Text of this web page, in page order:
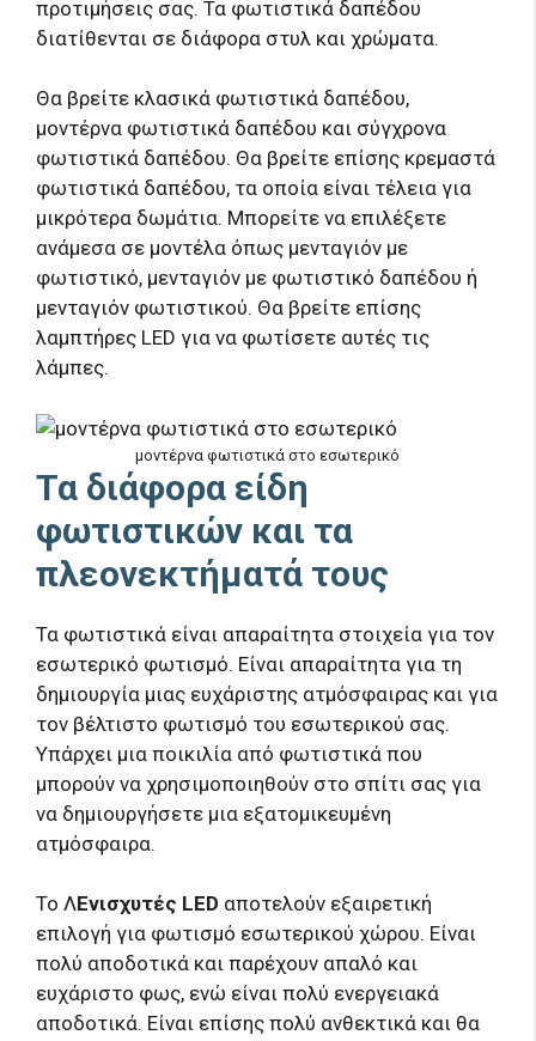
προτιμήσεις σας. Τα φωτιστικά δαπέδου
διατίθενται σε διάφορα στυλ και χρώματα.
Θα βρείτε κλασικά φωτιστικά δαπέδου,
μοντέρνα φωτιστικά δαπέδου και σύγχρονα
φωτιστικά δαπέδου. Θα βρείτε επίσης κρεμαστά
φωτιστικά δαπέδου, τα οποία είναι τέλεια για
μικρότερα δωμάτια. Μπορείτε να επιλέξετε
ανάμεσα σε μοντέλα όπως μενταγιόν με
φωτιστικό, μενταγιόν με φωτιστικό δαπέδου ή
μενταγιόν φωτιστικού. Θα βρείτε επίσης
λαμπτήρες LED για να φωτίσετε αυτές τις
λάμπες.
μοντέρνα φωτιστικά στο εσωτερικό
Τα διάφορα είδη
φωτιστικών και τα
πλεονεκτήματά τους
Τα φωτιστικά είναι απαραίτητα στοιχεία για τον
εσωτερικό φωτισμό. Είναι απαραίτητα για τη
δημιουργία μιας ευχάριστης ατμόσφαιρας και για
τον βέλτιστο φωτισμό του εσωτερικού σας.
Υπάρχει μια ποικιλία από φωτιστικά που
μπορούν να χρησιμοποιηθούν στο σπίτι σας για
να δημιουργήσετε μια εξατομικευμένη
ατμόσφαιρα.
Το ΛΕνισχυτές LED αποτελούν εξαιρετική
επιλογή για φωτισμό εσωτερικού χώρου. Είναι
πολύ αποδοτικά και παρέχουν απαλό και
ευχάριστο φως, ενώ είναι πολύ ενεργειακά
αποδοτικά. Είναι επίσης πολύ ανθεκτικά και θα